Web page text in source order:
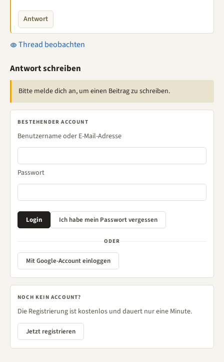
Antwort
Thread beobachten
Antwort schreiben
Bitte melde dich an, um einen Beitrag zu schreiben.
BESTEHENDER ACCOUNT
Benutzername oder E-Mail-Adresse
Passwort
ODER
Mit Google-Account einloggen
NOCH KEIN ACCOUNT?
Die Registrierung ist kostenlos und dauert nur eine Minute.
Jetzt registrieren